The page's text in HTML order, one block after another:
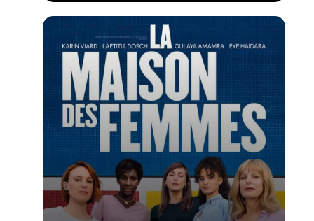
1er film de Jérémy Ferrari
Voir la fiche du film